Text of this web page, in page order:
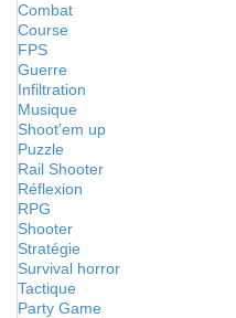
Combat
Course
FPS
Guerre
Infiltration
Musique
Shoot'em up
Puzzle
Rail Shooter
Réflexion
RPG
Shooter
Stratégie
Survival horror
Tactique
Party Game